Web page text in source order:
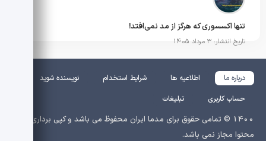
تنها اکسسوری که هرگز از مد نمی‌افتد!
تاریخ انتشار: 3 مرداد 1405
درباره ما اطلاعیه ها شرایط استخدام
نویسنده شوید
حساب کاربری
تبلیغات
1400 © تمامی حقوق برای مدما ایران محفوظ می باشد و کپی برداری از
محتوا مجاز نمی باشد.